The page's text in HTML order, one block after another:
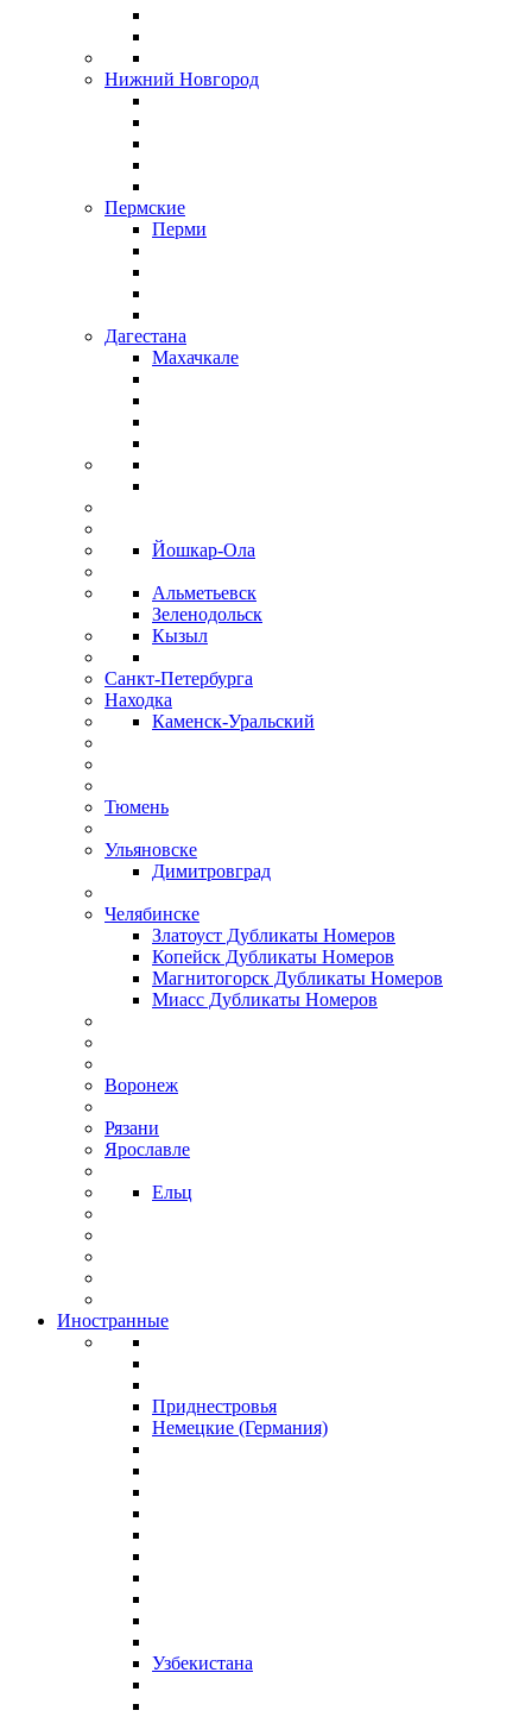
Нижний Новгород
Пермские
Перми
Дагестана
Махачкале
Йошкар-Ола
Альметьевск
Зеленодольск
Кызыл
Санкт-Петербурга
Находка
Каменск-Уральский
Тюмень
Ульяновске
Димитровград
Челябинске
Златоуст Дубликаты Номеров
Копейск Дубликаты Номеров
Магнитогорск Дубликаты Номеров
Миасс Дубликаты Номеров
Воронеж
Рязани
Ярославле
Ельц
Иностранные
Приднестровья
Немецкие (Германия)
Узбекистана